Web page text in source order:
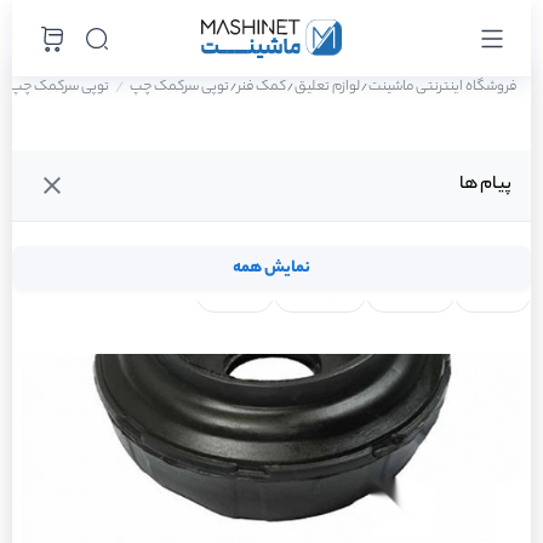
پیام ها
نمایش همه
فروشگاه اینترنتی ماشینت/لوازم تعلیق/کمک فنر/توپی سرکمک چپ توپی سرکمک چپ رنو